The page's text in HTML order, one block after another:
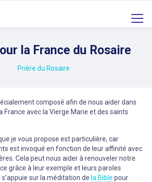
la France du Rosaire
Prière du Rosaire
composé afin de nous aider dans
France avec la Vierge Marie et des saints
je vous propose est particulière, car
est invoqué en fonction de leur affinité avec
Cela peut nous aider à renouveler notre
grâce à leur exemple et leurs paroles
sur la méditation de la Bible pour